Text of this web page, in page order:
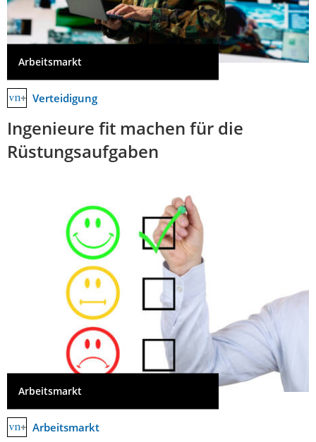
Arbeitsmarkt
Verteidigung
Ingenieure fit machen für die
Rüstungsaufgaben
Arbeitsmarkt
Arbeitsmarkt